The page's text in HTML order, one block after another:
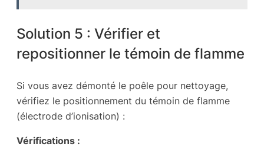
Solution 5 : Vérifier et
repositionner le témoin de flamme
Si vous avez démonté le poêle pour nettoyage,
vérifiez le positionnement du témoin de flamme
(électrode d’ionisation) :
Vérifications :